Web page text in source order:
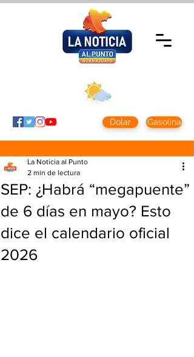
Dolar Gasolina
SEP: ¿Habrá “megapuente”
de 6 días en mayo? Esto
dice el calendario oficial
2026
La Noticia al Punto
2 min de lectura